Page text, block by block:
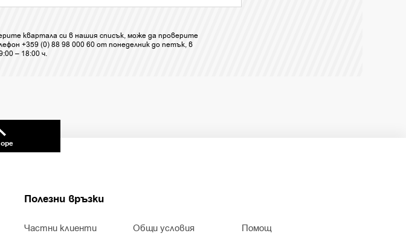
квартала си в нашия списък, може да проверите
+359 (0) 88 98 000 60 от понеделник до петък, в
– 18:00 ч.
Полезни връзки
Частни клиенти
Общи условия
Помощ